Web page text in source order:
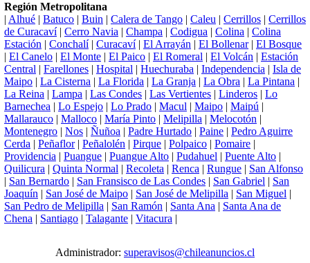
Región Metropolitana
| Alhué | Batuco | Buin | Calera de Tango | Caleu | Cerrillos | Cerrillos
de Curacaví| Cerro Navia | Champa | Codigua | Colina | Colina
Estación | Conchalí| Curacaví| El Arrayán | El Bollenar| El Bosque
| El Canelo | El Monte | El Paico | El Romeral | El Volcán | Estación
Central | Farellones | Hospital | Huechuraba | Independencia | Isla de
Maipo | La Cisterna | La Florida | La Granja | La Obra | La Pintana |
La Reina | Lampa | Las Condes | Las Vertientes | Linderos | Lo
Barnechea | Lo Espejo | Lo Prado | Macul | Maipo | Maipú |
Mallarauco | Malloco | María Pinto | Melipilla | Melocotón |
Montenegro | Nos | Ñuñoa | Padre Hurtado | Paine | Pedro Aguirre
Cerda | Peñaflor| Peñalolén | Pirque | Polpaico | Pomaire |
Providencia | Puangue | Puangue Alto | Pudahuel | Puente Alto |
Quilicura | Quinta Normal | Recoleta | Renca | Rungue | San Alfonso
| San Bernardo | San Fransisco de Las Condes | San Gabriel | San
Joaquín | San José de Maipo | San José de Melipilla | San Miguel |
San Pedro de Melipilla | San Ramón | Santa Ana | Santa Ana de
Chena | Santiago | Talagante | Vitacura |
Administrador: superavisos@chileanuncios.cl